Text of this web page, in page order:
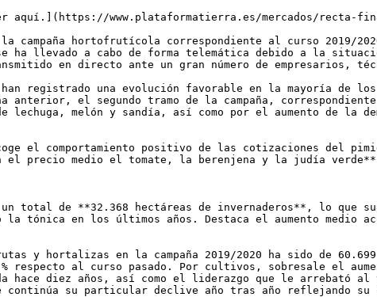
www.plataformatierra.es/mercados/recta-
campaña hortofrutícola correspondiente al curso 2019/
ha llevado a cabo de forma telemática debido a la
en directo ante un gran número de empresarios,
registrado una evolución favorable en la mayoría de
el segundo tramo de la campaña,
melón y sandía, así como por el aumento de la
el comportamiento positivo de las cotizaciones del
el precio medio el tomate, la berenjena y la judía
de **32.368 hectáreas de invernaderos**, lo que
la tónica en los últimos años. Destaca el aumento medio
y hortalizas en la campaña 2019/2020 ha sido de
al curso pasado. Por cultivos, sobresale el
diez años, así como el liderazgo que le arrebató al
su particular declive año tras año reflejando su